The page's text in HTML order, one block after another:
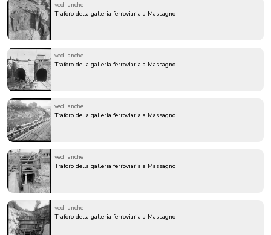
vedi anche
Traforo della galleria ferroviaria a Massagno
vedi anche
Traforo della galleria ferroviaria a Massagno
vedi anche
Traforo della galleria ferroviaria a Massagno
vedi anche
Traforo della galleria ferroviaria a Massagno
vedi anche
Traforo della galleria ferroviaria a Massagno